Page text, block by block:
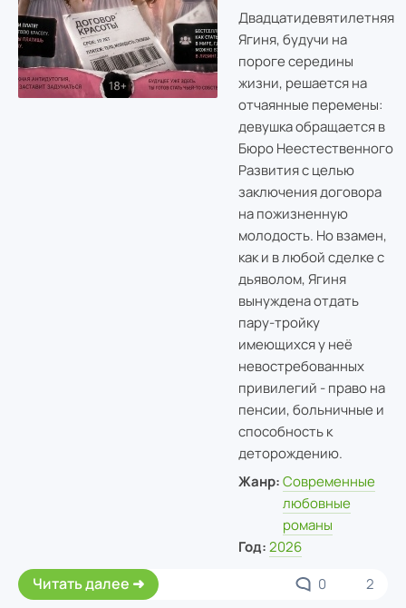
Двадцатидевятилетняя
Ягиня, будучи на
пороге середины
жизни, решается на
отчаянные перемены:
девушка обращается в
Бюро Неестественного
Развития с целью
заключения договора
на пожизненную
молодость. Но взамен,
как и в любой сделке с
дьяволом, Ягиня
вынуждена отдать
пару-тройку
имеющихся у неё
невостребованных
привилегий - право на
пенсии, больничные и
способность к
деторождению.
Жанр: Современные
любовные
романы
Год: 2026
Читать далее 0 2